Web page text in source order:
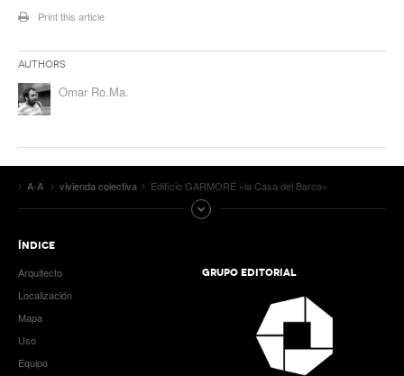
Print this article
Authors
Omar Ro.Ma.
A-A vivienda colectiva Edificio GARMORÉ «la Casa del Barco»
ÍNDICE
Arquitecto
Localización
Mapa
Uso
Equipo
GRUPO EDITORIAL